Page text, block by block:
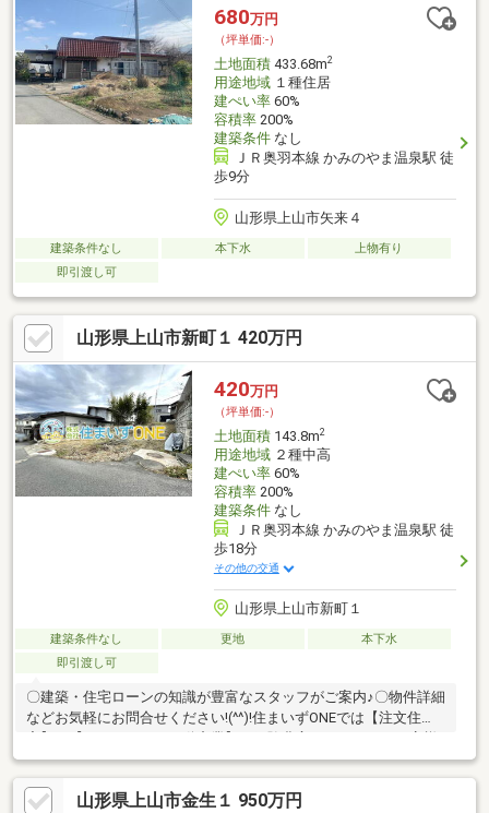
680万円
（坪単価:-）
土地面積433.68m2
用途地域１種住居
建ぺい率60%
容積率200%
建築条件なし
ＪＲ奥羽本線 かみのやま温泉駅 徒
歩9分
山形県上山市矢来４
建築条件なし 本下水
上物有り
即引渡し可
山形県上山市新町１ 420万円
420万円
（坪単価:-）
土地面積143.8m2
用途地域２種中高
建ぺい率60%
容積率200%
建築条件なし
ＪＲ奥羽本線 かみのやま温泉駅 徒
歩18分
その他の交通
山形県上山市新町１
建築条件なし 更地
本下水
即引渡し可
〇建築・住宅ローンの知識が豊富なスタッフがご案内♪〇物件詳細
などお気軽にお問合せください!(^^)!住まいずONEでは【注文住
の住まい探しをお手伝いさせていただいております。見学のご予
約・お問合せは⇒0120-772-619までお気軽にご相談ください(^^♪
山形県上山市金生１ 950万円